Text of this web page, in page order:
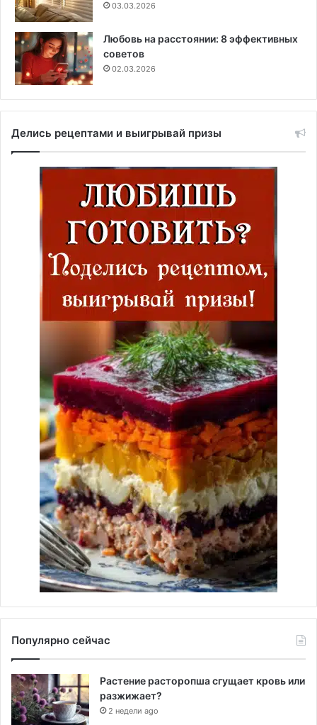
03.03.2026
Любовь на расстоянии: 8 эффективных
советов
02.03.2026
Делись рецептами и выигрывай призы
Популярно сейчас
Растение расторопша сгущает кровь или
разжижает?
2 недели ago